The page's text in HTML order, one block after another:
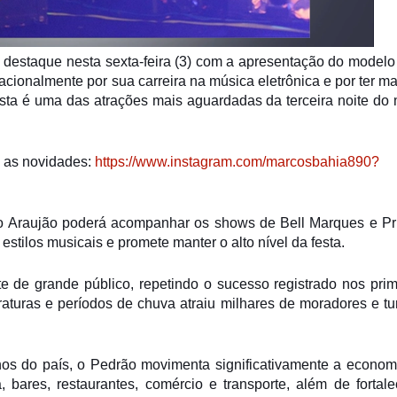
nesta sexta-feira (3) com a apresentação do
por sua carreira na música eletrônica e por ter
é uma das atrações mais aguardadas da terceira noite do
novidades: https://www.instagram.com/marcosbahia890?
poderá acompanhar os shows de Bell Marques e
musicais e promete manter o alto nível da festa.
de grande público, repetindo o sucesso registrado nos
e períodos de chuva atraiu milhares de moradores e
do país, o Pedrão movimenta significativamente a
bares, restaurantes, comércio e transporte, além de